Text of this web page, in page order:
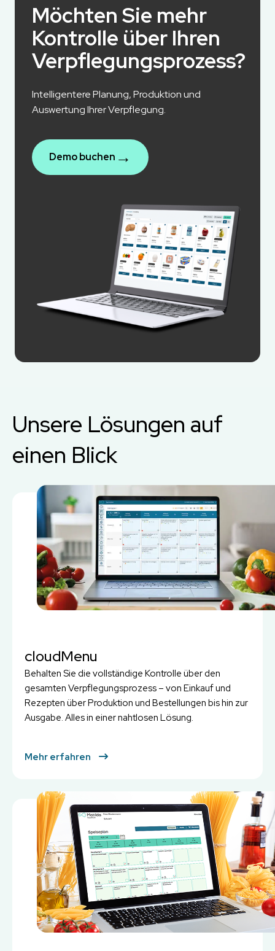
Möchten Sie mehr
Kontrolle über Ihren
Verpflegungsprozess?
Intelligentere Planung, Produktion und
Auswertung Ihrer Verpflegung.
Demo buchen →
Unsere Lösungen auf
einen Blick
cloudMenu
Behalten Sie die vollständige Kontrolle über den
gesamten Verpflegungsprozess – von Einkauf und
Rezepten über Produktion und Bestellungen bis hin zur
Ausgabe. Alles in einer nahtlosen Lösung.
Mehr erfahren